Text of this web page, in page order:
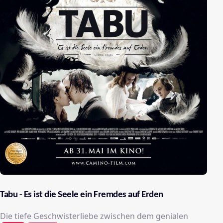
Tabu - Es ist die Seele ein Fremdes auf Erden
Die tiefe Geschwisterliebe zwischen dem genialen